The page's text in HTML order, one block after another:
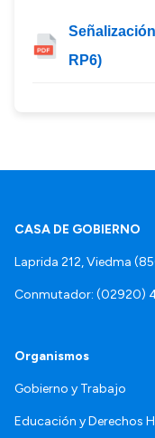
Login
RP6)
CASA DE GOBIERNO
Laprida 212, Viedma
Conmutador: (02920)
Organismos
Gobierno y Trabajo
Educación y Derechos